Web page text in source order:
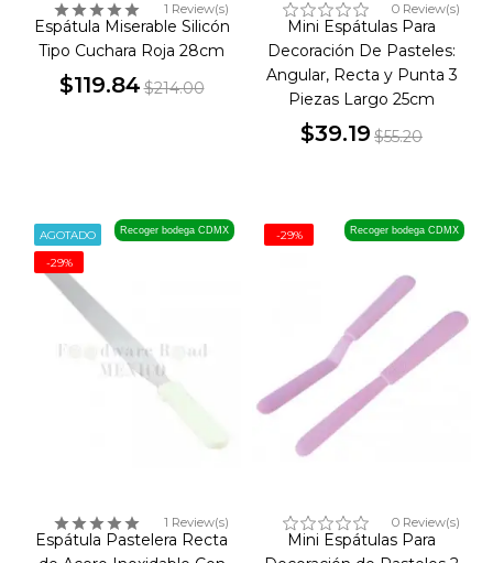
1 Review(s)
Espátula Miserable Silicón
Tipo Cuchara Roja 28cm
$119.84$214.00
0 Review(s)
Mini Espátulas Para
Decoración De Pasteles:
Angular, Recta y Punta 3
Piezas Largo 25cm
$39.19 $55.20
Recoger bodega CDMX
1 Review(s)
Espátula Pastelera Recta
AGOTADO
-29%
Recoger bodega CDMX
0 Review(s)
Mini Espátulas Para
-29%